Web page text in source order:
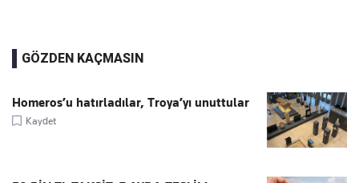
GÖZDEN KAÇMASIN
Homeros’u hatırladılar, Troya’yı unuttular
Kaydet